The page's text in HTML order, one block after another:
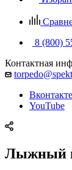
8 (800)
Контактная
Вконтакте
YouTube
Лыжный